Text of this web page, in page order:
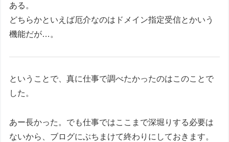
ある。
どちらかといえば厄介なのはドメイン指定受信とかいう
機能だが…。
ということで、真に仕事で調べたかったのはこのことで
した。
あー長かった。でも仕事ではここまで深堀りする必要は
ないから、ブログにぶちまけて終わりにしておきます。